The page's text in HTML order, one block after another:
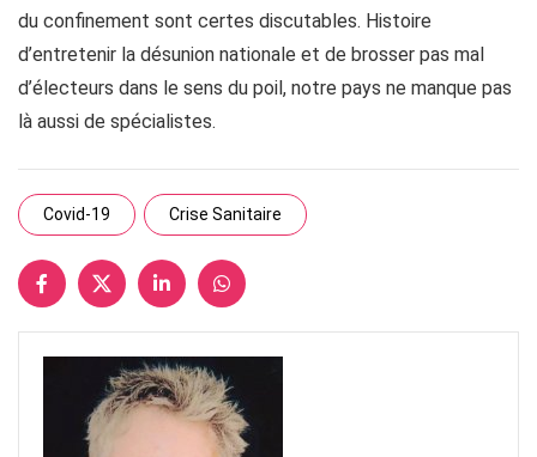
du confinement sont certes discutables. Histoire
d’entretenir la désunion nationale et de brosser pas mal
d’électeurs dans le sens du poil, notre pays ne manque pas
là aussi de spécialistes.
Covid-19 Crise Sanitaire